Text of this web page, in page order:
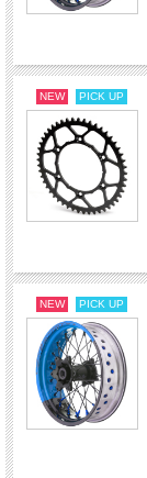
NEW PICK UP
NEW PICK UP